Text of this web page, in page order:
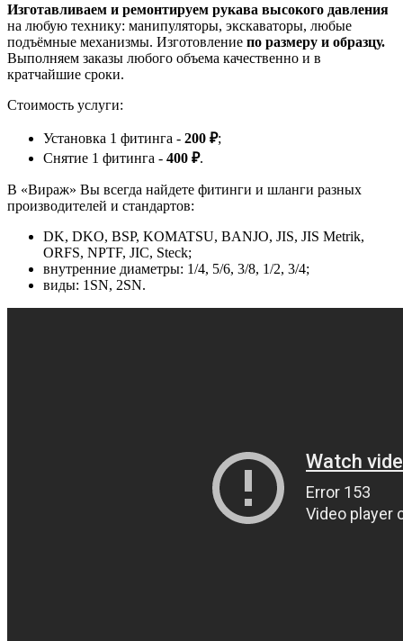
Изготавливаем и ремонтируем рукава высокого давления
на любую технику: манипуляторы, экскаваторы, любые
подъёмные механизмы. Изготовление по размеру и образцу.
Выполняем заказы любого объема качественно и в
кратчайшие сроки.
Стоимость услуги:
Установка 1 фитинга - 200 ₽;
Снятие 1 фитинга - 400 ₽.
В «Вираж» Вы всегда найдете фитинги и шланги разных
производителей и стандартов:
DK, DKO, BSP, KOMATSU, BANJO, JIS, JIS Metrik,
ORFS, NPTF, JIC, Steck;
внутренние диаметры: 1/4, 5/6, 3/8, 1/2, 3/4;
виды: 1SN, 2SN.